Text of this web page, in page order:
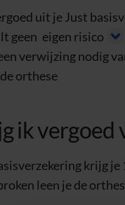
uit je Just
geen eigen risico
verwijzing nodig
orthese
ik vergoed
krijg
leen je de